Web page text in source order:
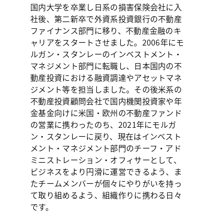
国内大学を卒業し日系の損害保険会社に入
社後、第二新卒で外資系投資銀行の不動産
ファイナンス部門に移り、不動産金融のキ
ャリアをスタートさせました。2006年にモ
ルガン・スタンレーのインベストメント・
マネジメント部門に転職し、日本国内の不
動産投資における融資調達やアセットマネ
ジメント等を担当しました。その後米系の
不動産投資顧問会社で国内機関投資家や年
金基金向けに米国・欧州の不動産ファンド
の営業に携わったのち、2021年にモルガ
ン・スタンレーに戻り、現在はインベスト
メント・マネジメント部門のチーフ・アド
ミニストレーション・オフィサーとして、
ビジネスをより円滑に運営できるよう、ま
たチームメンバーが個々にやりがいを持っ
て取り組めるよう、組織作りに携わる日々
です。